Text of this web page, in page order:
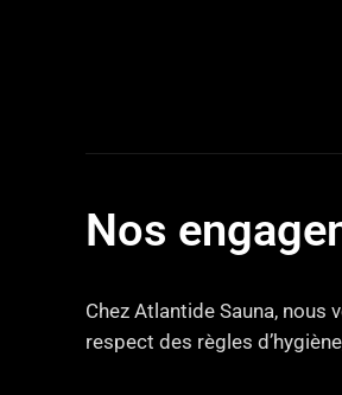
Nos
Chez Atlantide Sauna,
respect des règles